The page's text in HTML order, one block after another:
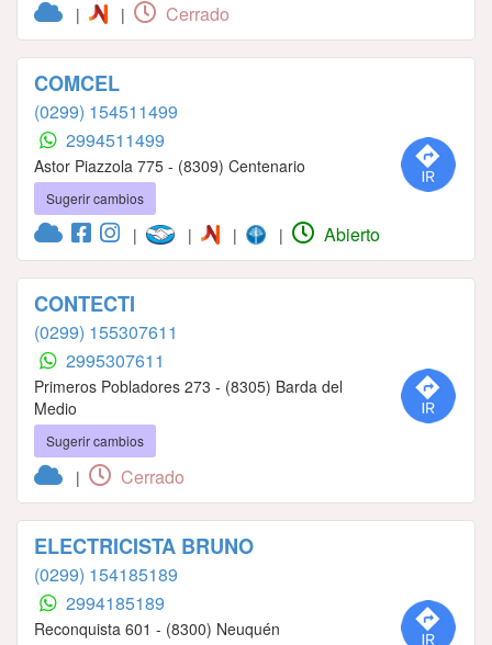
| | Cerrado
COMCEL
(0299) 154511499
2994511499
Astor Piazzola 775 - (8309) Centenario
Sugerir cambios
| | | | Abierto
CONTECTI
(0299) 155307611
2995307611
Primeros Pobladores 273 - (8305) Barda del
Medio
Sugerir cambios
| Cerrado
ELECTRICISTA BRUNO
(0299) 154185189
2994185189
Reconquista 601 - (8300) Neuquén